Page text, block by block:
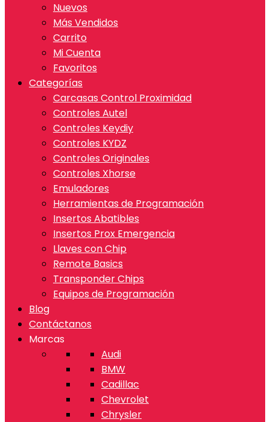
Nuevos
Más Vendidos
Carrito
Mi Cuenta
Favoritos
Categorías
Carcasas Control Proximidad
Controles Autel
Controles Keydiy
Controles KYDZ
Controles Originales
Controles Xhorse
Emuladores
Herramientas de Programación
Insertos Abatibles
Insertos Prox Emergencia
Llaves con Chip
Remote Basics
Transponder Chips
Equipos de Programación
Blog
Contáctanos
Marcas
Audi
BMW
Cadillac
Chevrolet
Chrysler